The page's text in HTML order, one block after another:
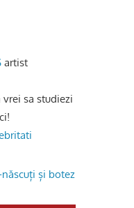
artist
vrei sa studiezi
și botez